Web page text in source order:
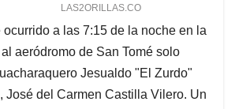
ocurrido a las 7:15 de la noche en la
aeródromo de San Tomé solo
Jesualdo "El Zurdo"
José del Carmen Castilla Vilero. Un